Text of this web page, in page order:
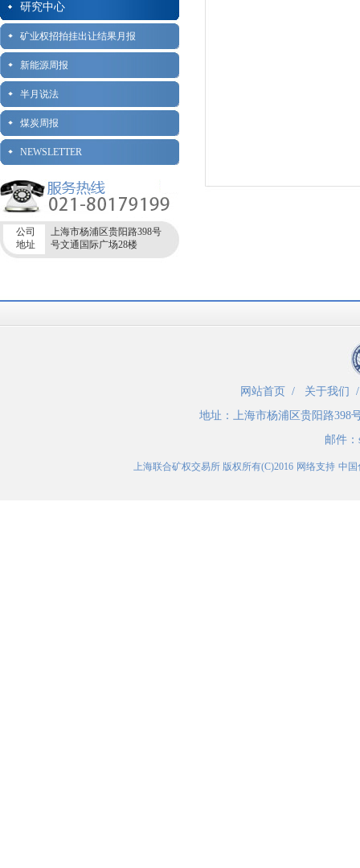
研究中心
矿业权招拍挂出让结果月报
新能源周报
半月说法
煤炭周报
NEWSLETTER
公司
地址
上海市杨浦区贵阳路398号
号文通国际广场28楼
网站首页 / 关于我们
地址： 上海市杨浦区贵阳路398
邮件：
上海联合矿权交易所版权所有(C)2016 网络支持 中国